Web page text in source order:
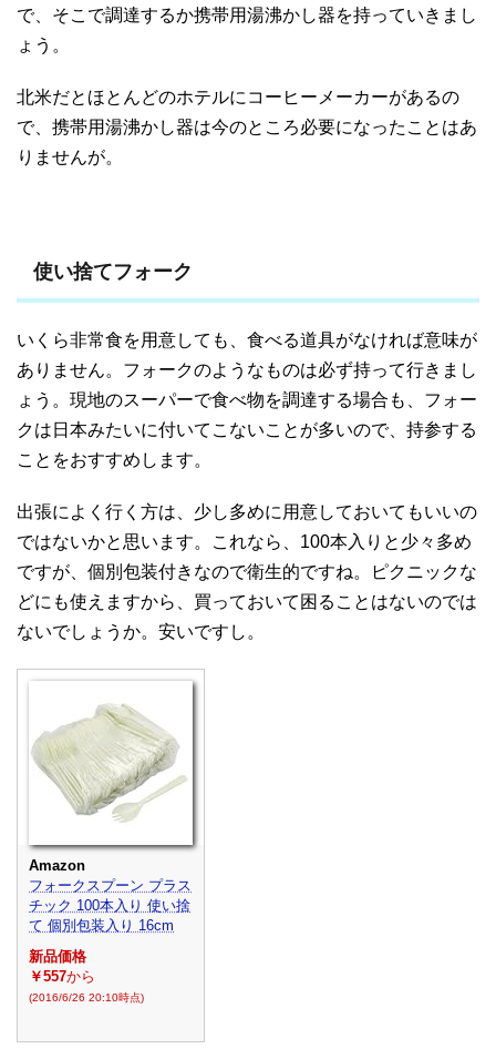
で、そこで調達するか携帯用湯沸かし器を持っていきまし
ょう。
北米だとほとんどのホテルにコーヒーメーカーがあるの
で、携帯用湯沸かし器は今のところ必要になったことはあ
りませんが。
使い捨てフォーク
いくら非常食を用意しても、食べる道具がなければ意味が
ありません。フォークのようなものは必ず持って行きまし
ょう。現地のスーパーで食べ物を調達する場合も、フォー
クは日本みたいに付いてこないことが多いので、持参する
ことをおすすめします。
出張によく行く方は、少し多めに用意しておいてもいいの
ではないかと思います。これなら、100本入りと少々多め
ですが、個別包装付きなので衛生的ですね。ピクニックな
どにも使えますから、買っておいて困ることはないのでは
ないでしょうか。安いですし。
Amazon
フォークスプーン プラス
チック 100本入り 使い捨
て 個別包装入り 16cm
新品価格
￥557から
(2016/6/26 20:10時点)